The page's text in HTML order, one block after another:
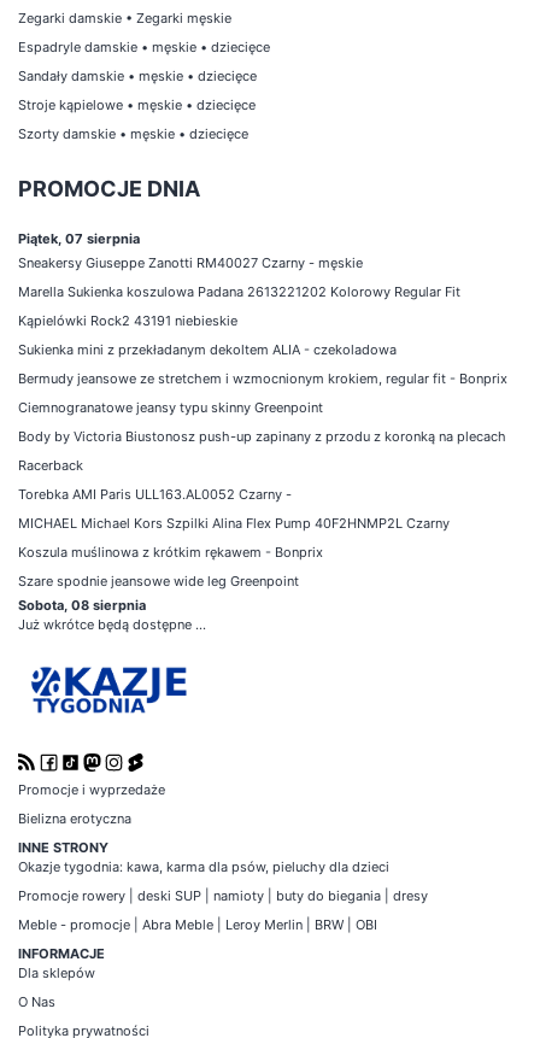
Zegarki damskie • Zegarki męskie
Espadryle damskie • męskie • dziecięce
Sandały damskie • męskie • dziecięce
Stroje kąpielowe • męskie • dziecięce
Szorty damskie • męskie • dziecięce
PROMOCJE DNIA
Piątek, 07 sierpnia
Sneakersy Giuseppe Zanotti RM40027 Czarny - męskie
Marella Sukienka koszulowa Padana 2613221202 Kolorowy Regular Fit
Kąpielówki Rock2 43191 niebieskie
Sukienka mini z przekładanym dekoltem ALIA - czekoladowa
Bermudy jeansowe ze stretchem i wzmocnionym krokiem, regular fit - Bonprix
Ciemnogranatowe jeansy typu skinny Greenpoint
Body by Victoria Biustonosz push-up zapinany z przodu z koronką na plecach
Racerback
Torebka AMI Paris ULL163.AL0052 Czarny -
MICHAEL Michael Kors Szpilki Alina Flex Pump 40F2HNMP2L Czarny
Koszula muślinowa z krótkim rękawem - Bonprix
Szare spodnie jeansowe wide leg Greenpoint
Sobota, 08 sierpnia
Już wkrótce będą dostępne ...
Promocje i wyprzedaże
Bielizna erotyczna
INNE STRONY
Okazje tygodnia: kawa, karma dla psów, pieluchy dla dzieci
Promocje rowery deski SUP namioty buty do biegania
dresy
Meble - promocje
Abra Meble Leroy Merlin BRW
OBI
INFORMACJE
Dla sklepów
O Nas
Polityka prywatności